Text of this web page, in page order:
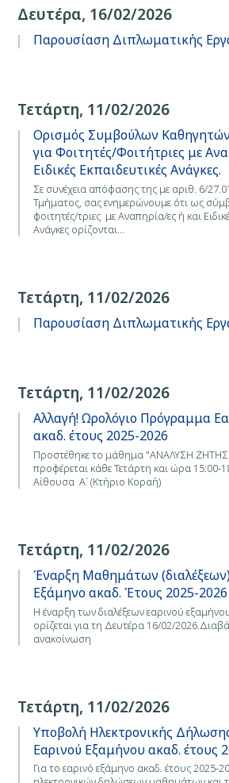
Δευτέρα, 16/02/2026
Παρουσίαση Διπλωματικής
Τετάρτη, 11/02/2026
Ορισμός Συμβούλων
για Φοιτητές/Φοιτήτριες με
Ειδικές Εκπαιδευτικές Ανάγκες.
Σε συνέχεια απόφασης της με αριθ. 6/
Τμήματος, σας ενημερώνουμε ότι ως
φοιτητές/τριες με Αναπηρία/ες ή και
Ανάγκες ορίζονται…
Τετάρτη, 11/02/2026
Παρουσίαση Διπλωματικής
Τετάρτη, 11/02/2026
Αλλαγή! Ωρολόγιο Πρόγραμμα
ακαδ. έτους 2025-2026
Προστέθηκε το μάθημα "ΑΝΑΛΥΣΗ
προφέρεται κάθε Τετάρτη και ώρα 15:00-
Αίθουσα Α΄ (Κτήριο Κοραή)
Τετάρτη, 11/02/2026
Έναρξη Μαθημάτων (διαλέξεων)
Εξάμηνο ακαδ. Έτους 2025-2026
Η έναρξη των διαλέξεων εαρινού
ορίζεται για τη Δευτέρα 16/02/
ανακοίνωση
Τετάρτη, 11/02/2026
Υποβολή Ηλεκτρονικής
Εαρινού Εξαμήνου ακαδ. έτους
Για το εαρινό εξάμηνο ακαδ. έτους 2025-